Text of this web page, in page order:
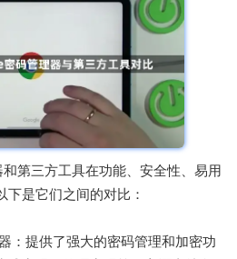
第三方工具在功能、安全性、易用
是它们之间的对比：
：提供了强大的密码管理和加密功